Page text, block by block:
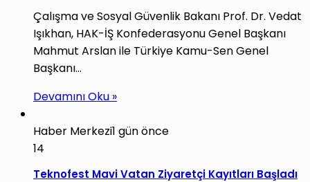
Çalışma ve Sosyal Güvenlik Bakanı Prof. Dr. Vedat
Işıkhan, HAK-İŞ Konfederasyonu Genel Başkanı
Mahmut Arslan ile Türkiye Kamu-Sen Genel
Başkanı…
Devamını Oku »
Haber Merkezi1 gün önce
14
Teknofest Mavi Vatan Ziyaretçi Kayıtları Başladı